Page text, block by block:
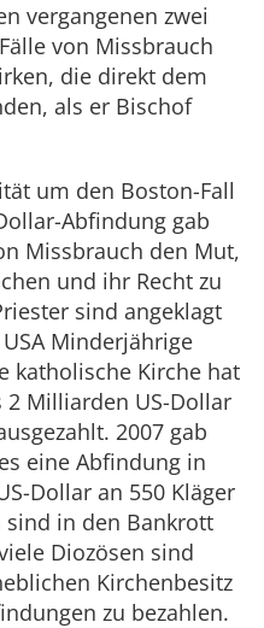
vergangenen zwei
von Missbrauch
die direkt dem
als er Bischof
um den Boston-Fall
Abfindung gab
Missbrauch den Mut,
und ihr Recht zu
sind angeklagt
Minderjährige
katholische Kirche hat
Milliarden US-Dollar
2007 gab
eine Abfindung in
Dollar an 550 Kläger
sind in den Bankrott
Diozösen sind
Kirchenbesitz
zu bezahlen.